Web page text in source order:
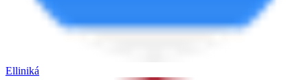
Elliniká